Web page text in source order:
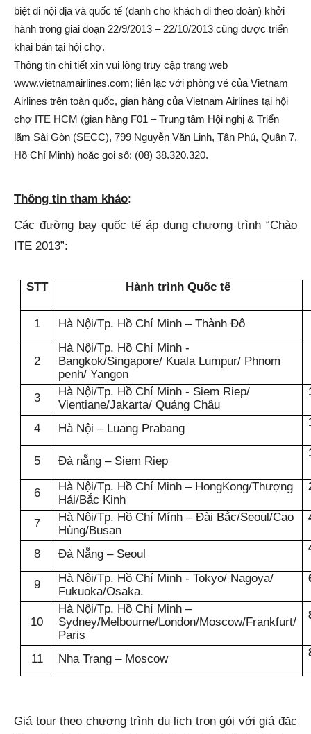
biệt đi nội địa và quốc tế (danh cho khách đi theo đoàn) khởi
hành trong giai đoạn 22/9/2013 – 22/10/2013 cũng được triển
khai bán tại hội chợ.
Thông tin chi tiết xin vui lòng truy cập trang web
www.vietnamairlines.com; liên lạc với phòng vé của Vietnam
Airlines trên toàn quốc, gian hàng của Vietnam Airlines tại hội
chợ ITE HCM (gian hàng F01 – Trung tâm Hội nghị & Triển
lãm Sài Gòn (SECC), 799 Nguyễn Văn Linh, Tân Phú, Quận 7,
Hồ Chí Minh) hoặc gọi số: (08) 38.320.320.
Thông tin tham khảo:
Các đường bay quốc tế áp dụng chương trình “Chào
ITE 2013”:
STT Hành trình Quốc tế
1 Hà Nội/Tp. Hồ Chí Minh –Thành Đô
2
Hà Nội/Tp. Hồ Chí Minh -
Bangkok/Singapore/ Kuala Lumpur/ Phnom
penh/ Yangon
3
Hà Nội/Tp. Hồ Chí Minh - Siem Riep/
Vientiane/Jakarta/ Quảng Châu
4 Hà Nội – Luang Prabang
5 Đà nẵng – Siem Riep
6 Hà Nội/Tp. Hồ Chí Minh – HongKong/Thượng
Hải/Bắc Kinh
7 Hà Nội/Tp. Hồ Chí Mính – Đài Bắc/Seoul/Cao
Hùng/Busan
8 Đà Nẵng – Seoul
9 Hà Nội/Tp. Hồ Chí Minh - Tokyo/ Nagoya/
Fukuoka/Osaka.
10
Hà Nội/Tp. Hồ Chí Minh–
Sydney/Melbourne/London/Moscow/Frankfurt/
Paris
11 Nha Trang – Moscow
Giá tour theo chương trình du lịch trọn gói với giá đặc